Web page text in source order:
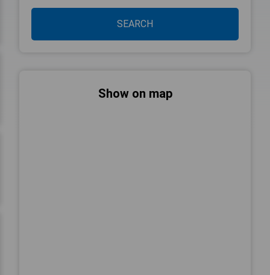
SEARCH
Show on map